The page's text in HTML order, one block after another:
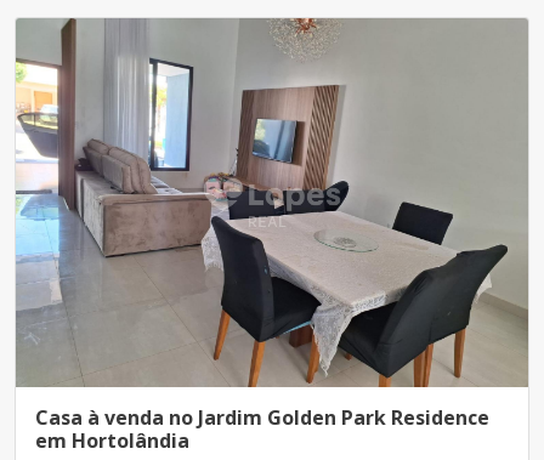
Casa à venda no Jardim Golden Park Residence
em Hortolândia